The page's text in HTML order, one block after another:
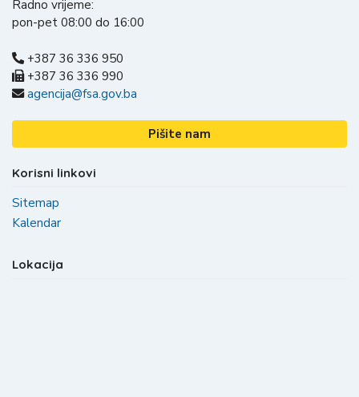
Radno vrijeme:
pon-pet 08:00 do 16:00
+387 36 336 950
+387 36 336 990
agencija@fsa.gov.ba
Pišite nam
Korisni linkovi
Sitemap
Kalendar
Lokacija